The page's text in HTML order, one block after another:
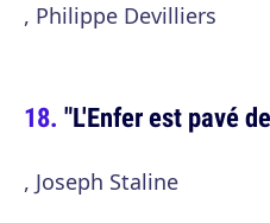
, Philippe Devilliers
"L'Enfer est pavé
, Joseph Staline